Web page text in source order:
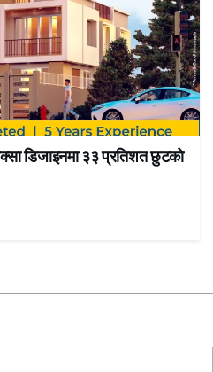
डिजाइनमा ३३ प्रतिशत छुटको